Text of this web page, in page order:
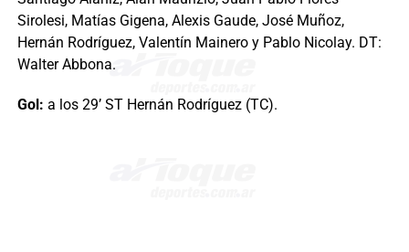
Sirolesi, Matías Gigena, Alexis Gaude, José Muñoz,
Hernán Rodríguez, Valentín Mainero y Pablo Nicolay. DT:
Walter Abbona.
Gol: a los 29’ ST Hernán Rodríguez (TC).